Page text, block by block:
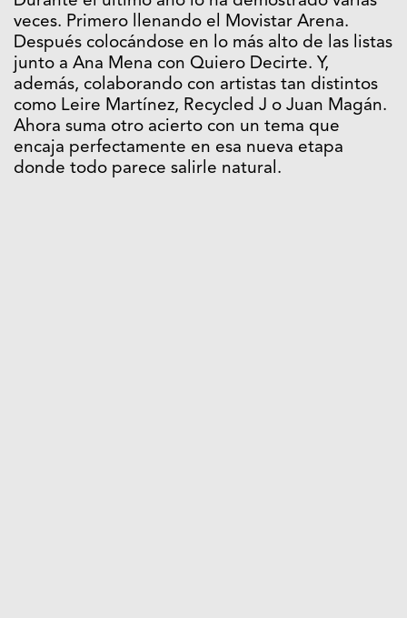
veces. Primero llenando el Movistar Arena.
Después colocándose en lo más alto de las listas
junto a Ana Mena con Quiero Decirte. Y,
además, colaborando con artistas tan distintos
como Leire Martínez, Recycled J o Juan Magán.
Ahora suma otro acierto con un tema que
encaja perfectamente en esa nueva etapa
donde todo parece salirle natural.